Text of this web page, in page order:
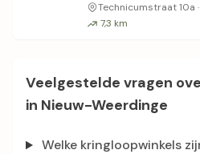
Technicumstraat 10a
7,3 km
Veelgestelde vragen
in Nieuw-Weerdinge
Welke kringloopwinkels